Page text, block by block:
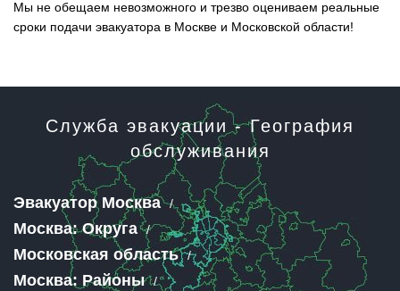
Мы не обещаем невозможного и трезво оцениваем реальные
сроки подачи эвакуатора в Москве и Московской области!
Служба эвакуации - География
обслуживания
Эвакуатор Москва
Москва: Округа
Московская область
Москва: Районы